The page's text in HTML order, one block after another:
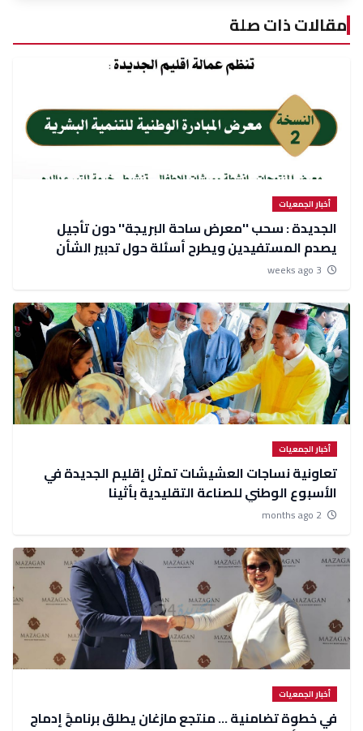
مقالات ذات صلة
أخبار الجمعيات
الجديدة : سحب ''معرض ساحة البريجة'' دون تأجيل
يصدم المستفيدين ويطرح أسئلة حول تدبير الشأن
المحلي
أخبار الجمعيات
تعاونية نساجات العشيشات تمثل إقليم الجديدة في
الأسبوع الوطني للصناعة التقليدية بأثينا
أخبار الجمعيات
في خطوة تضامنية ... منتجع مازغان يطلق برنامجً إدماج